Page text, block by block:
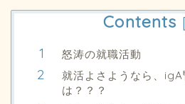
Contents
怒涛の就職活動
就活よさようなら、igA
は？？？